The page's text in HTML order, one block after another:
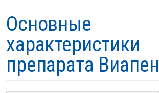
Основные
характеристики
препарата Виапен